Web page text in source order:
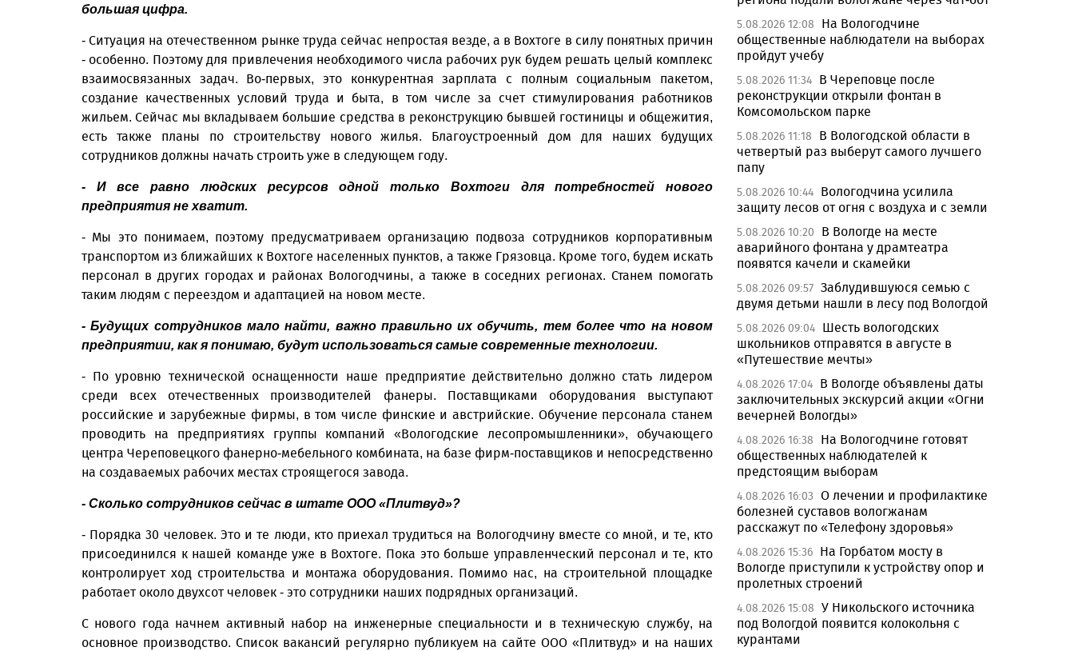
большая цифра.
- Ситуация на отечественном рынке труда сейчас непростая везде, а в Вохтоге в силу понятных причин
- особенно. Поэтому для привлечения необходимого числа рабочих рук будем решать целый комплекс
взаимосвязанных задач. Во-первых, это конкурентная зарплата с полным социальным пакетом,
создание качественных условий труда и быта, в том числе за счет стимулирования работников
жильем. Сейчас мы вкладываем большие средства в реконструкцию бывшей гостиницы и общежития,
есть также планы по строительству нового жилья. Благоустроенный дом для наших будущих
сотрудников должны начать строить уже в следующем году.
- И все равно людских ресурсов одной только Вохтоги для потребностей нового
предприятия не хватит.
- Мы это понимаем, поэтому предусматриваем организацию подвоза сотрудников корпоративным
транспортом из ближайших к Вохтоге населенных пунктов, а также Грязовца. Кроме того, будем искать
персонал в других городах и районах Вологодчины, а также в соседних регионах. Станем помогать
таким людям с переездом и адаптацией на новом месте.
- Будущих сотрудников мало найти, важно правильно их обучить, тем более что на новом
предприятии, как я понимаю, будут использоваться самые современные технологии.
- По уровню технической оснащенности наше предприятие действительно должно стать лидером
среди всех отечественных производителей фанеры. Поставщиками оборудования выступают
российские и зарубежные фирмы, в том числе финские и австрийские. Обучение персонала станем
проводить на предприятиях группы компаний «Вологодские лесопромышленники», обучающего
центра Череповецкого фанерно-мебельного комбината, на базе фирм-поставщиков и непосредственно
на создаваемых рабочих местах строящегося завода.
- Сколько сотрудников сейчас в штате ООО «Плитвуд»?
- Порядка 30 человек. Это и те люди, кто приехал трудиться на Вологодчину вместе со мной, и те, кто
присоединился к нашей команде уже в Вохтоге. Пока это больше управленческий персонал и те, кто
контролирует ход строительства и монтажа оборудования. Помимо нас, на строительной площадке
работает около двухсот человек - это сотрудники наших подрядных организаций.
С нового года начнем активный набор на инженерные специальности и в техническую службу, на
основное производство. Список вакансий регулярно публикуем на сайте ООО «Плитвуд» и на наших
5.08.2026 12:08
На Вологодчине
общественные наблюдатели на выборах
пройдут учебу
5.08.2026 11:34 В Череповце после
реконструкции открыли фонтан в
Комсомольском парке
5.08.2026 11:18
В Вологодской области в
четвертый раз выберут самого лучшего
папу
5.08.2026 10:44 Вологодчина усилила
защиту лесов от огня с воздуха и с земли
5.08.2026 10:20
В Вологде на месте
аварийного фонтана у драмтеатра
появятся качели и скамейки
5.08.2026 09:57 Заблудившуюся семью с
двумя детьми нашли в лесу под Вологдой
5.08.2026 09:04 Шесть вологодских
школьников отправятся в августе в
«Путешествие мечты»
4.08.2026 17:04 В Вологде объявлены даты
заключительных экскурсий акции «Огни
вечерней Вологды»
4.08.2026 16:38
На Вологодчине готовят
общественных наблюдателей к
предстоящим выборам
4.08.2026 16:03 О лечении и профилактике
болезней суставов вологжанам
расскажут по «Телефону здоровья»
4.08.2026 15:36 На Горбатом мосту в
Вологде приступили к устройству опор и
пролетных строений
4.08.2026 15:08 У Никольского источника
под Вологдой появится колокольня с
курантами